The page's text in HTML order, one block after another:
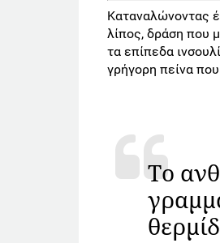
Καταναλώνοντας
λίπος, δράση που
τα επίπεδα
γρήγορη πείνα
Τo